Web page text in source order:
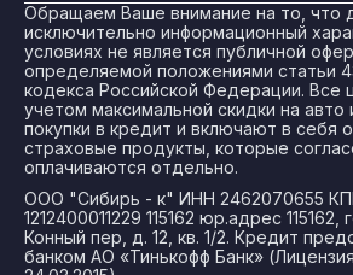
Обращаем Ваше внимание на то, что
исключительно информационный
условиях не является публичной
определяемой положениями статьи
кодекса Российской Федерации. Все
учетом максимальной скидки на авто
покупки в кредит и включают в себя
страховые продукты, которые
оплачиваются отдельно.
ООО "Сибирь - к" ИНН 2462070655
1212400011229 115162 юр.адрес 115162,
Конный пер, д. 12, кв. 1/2. Кредит
банком АО «Тинькофф Банк»